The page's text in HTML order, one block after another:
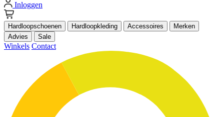
Inloggen
Hardloopschoenen Hardloopkleding Accessoires
Merken
Advies
Sale
Winkels Contact